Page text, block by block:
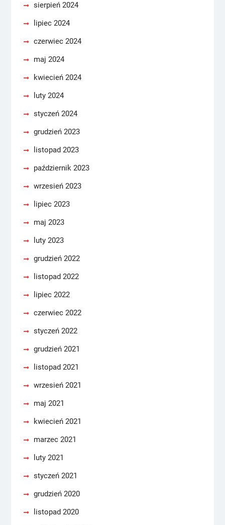
sierpień 2024
lipiec 2024
czerwiec 2024
maj 2024
kwiecień 2024
luty 2024
styczeń 2024
grudzień 2023
listopad 2023
październik 2023
wrzesień 2023
lipiec 2023
maj 2023
luty 2023
grudzień 2022
listopad 2022
lipiec 2022
czerwiec 2022
styczeń 2022
grudzień 2021
listopad 2021
wrzesień 2021
maj 2021
kwiecień 2021
marzec 2021
luty 2021
styczeń 2021
grudzień 2020
listopad 2020